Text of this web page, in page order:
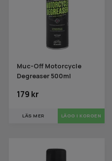
Muc-Off Motorcycle
Degreaser 500ml
179 kr
LÄS MER